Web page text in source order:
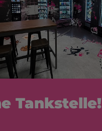
Tankstelle!